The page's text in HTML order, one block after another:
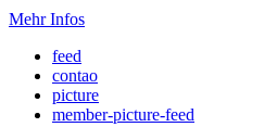
Mehr Infos
feed
contao
picture
member-picture-feed